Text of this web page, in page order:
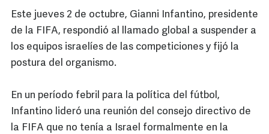
Este jueves 2 de octubre, Gianni Infantino, presidente
de la FIFA, respondió al llamado global a suspender a
los equipos israelíes de las competiciones y fijó la
postura del organismo.
En un período febril para la política del fútbol,
Infantino lideró una reunión del consejo directivo de
la FIFA que no tenía a Israel formalmente en la